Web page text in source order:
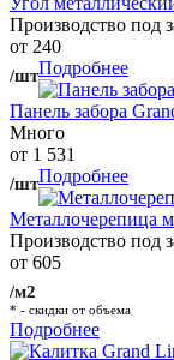
Производство под
от 240
/штПодробнее
Панель забора
Много
от 1 531
/штПодробнее
Металлочерепица
Производство под
от 605
/м2
* - скидки от объема
Подробнее